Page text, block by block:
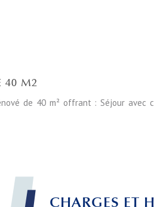
40 M2
de 40 m² offrant : Séjour avec
CHARGES ET